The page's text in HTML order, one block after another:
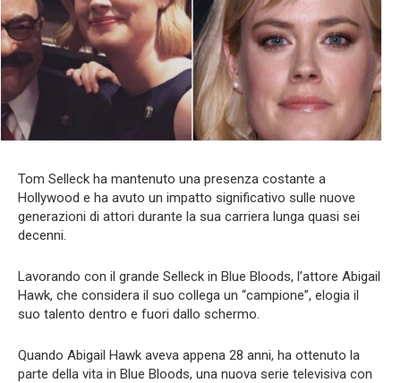
Tom Selleck ha mantenuto una presenza costante a
Hollywood e ha avuto un impatto significativo sulle nuove
generazioni di attori durante la sua carriera lunga quasi sei
decenni.
Lavorando con il grande Selleck in Blue Bloods, l’attore Abigail
Hawk, che considera il suo collega un “campione”, elogia il
suo talento dentro e fuori dallo schermo.
Quando Abigail Hawk aveva appena 28 anni, ha ottenuto la
parte della vita in Blue Bloods, una nuova serie televisiva con